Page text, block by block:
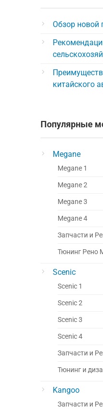
Обзор новой
китайского
Популярные
Megane
Megane 1
Megane 2
Megane 3
Megane 4
Запчасти и
Тюнинг Рено
Scenic
Scenic 1
Scenic 2
Scenic 3
Scenic 4
Запчасти и
Тюнинг и
Kangoo
Запчасти и